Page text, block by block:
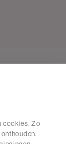
cookies. Zo